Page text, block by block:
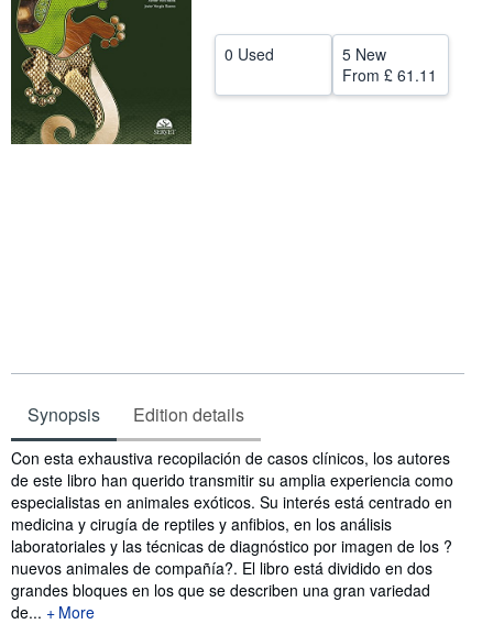
Help
CLOSE
0 Used
5 New
From £ 61.11
Synopsis Edition details
Synopsis
Con esta exhaustiva recopilación de casos clínicos, los autores
de este libro han querido transmitir su amplia experiencia como
especialistas en animales exóticos. Su interés está centrado en
medicina y cirugía de reptiles y anfibios, en los análisis
laboratoriales y las técnicas de diagnóstico por imagen de los ?
nuevos animales de compañía?. El libro está dividido en dos
grandes bloques en los que se describen una gran variedad
de...
More